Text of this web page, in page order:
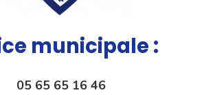
municipale :
05 65 65 16 46